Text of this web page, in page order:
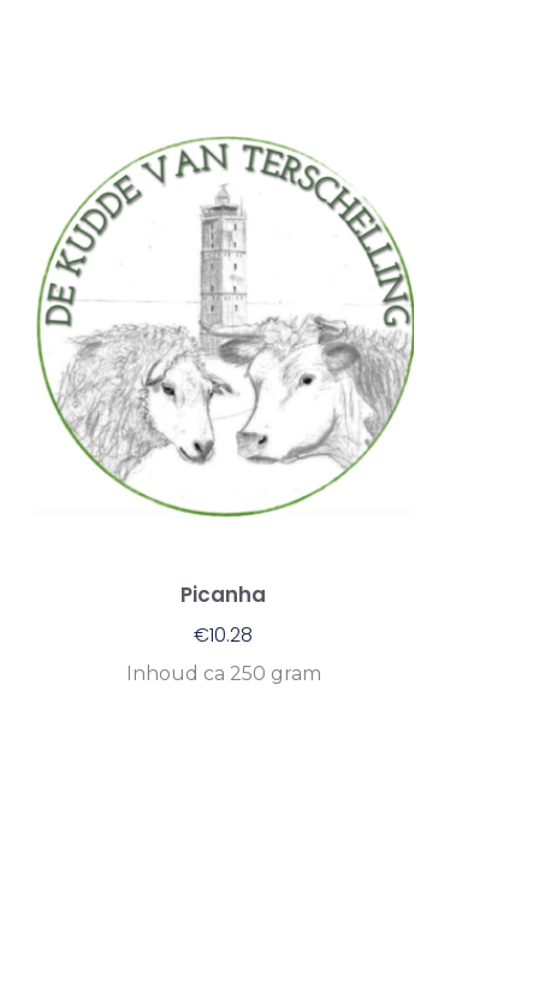
Picanha
€10.28
Inhoud ca 250 gram